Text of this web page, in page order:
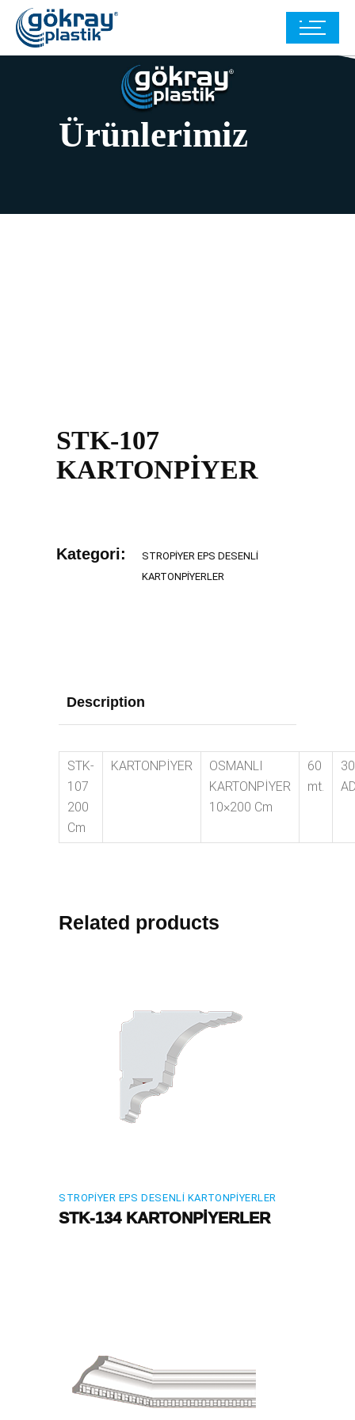
Ürünlerimiz
STK-107
KARTONPİYER
Kategori:
STROPIYER EPS DESENLI
KARTONPIYERLER
Description
STK-
107
200
Cm
KARTONPİYER
OSMANLI
KARTONPİYER
10×200 Cm
60
mt.
30
Related products
STROPIYER EPS DESENLI KARTONPIYERLER
STK-134 KARTONPİYERLER